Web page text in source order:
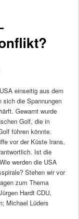
einseitig aus dem
sich die Spannungen
Gewarnt wurde
Golf, die in
führen könnte.
vor der Küste Irans,
Ist die
werden die USA
Stehen wir vor
zum Thema
Hardt CDU,
Michael Lüders